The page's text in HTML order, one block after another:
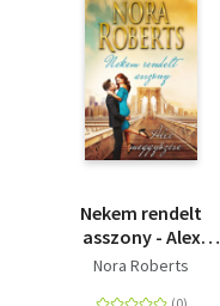
Nekem rendelt
asszony - Alex
meggyőzése
Nora Roberts